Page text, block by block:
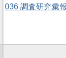
036 調査研究彙